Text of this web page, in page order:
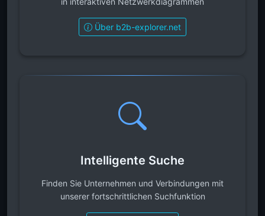
Über b2b-explorer.net
Intelligente Suche
Finden Sie Unternehmen und Verbindungen mit
unserer fortschrittlichen Suchfunktion